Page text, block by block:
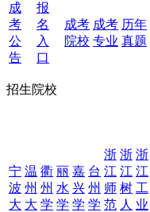
成
考
公
告
报
名
入
口
成考
院校
成考
专业
历年
真题
招生院校
宁
波
大
温
州
大
衢
州
学
丽
水
学
嘉
兴
学
台
州
学
浙
江
师
范
浙
江
树
人
浙
江
工
业